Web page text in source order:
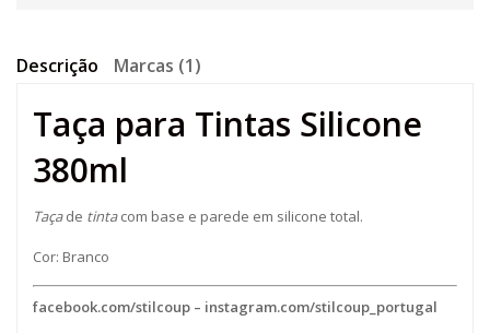
Descrição Marcas (1)
Taça para Tintas Silicone
380ml
Taçade tintacom base e parede em silicone total.
Cor: Branco
facebook.com/stilcoup – instagram.com/stilcoup_portugal